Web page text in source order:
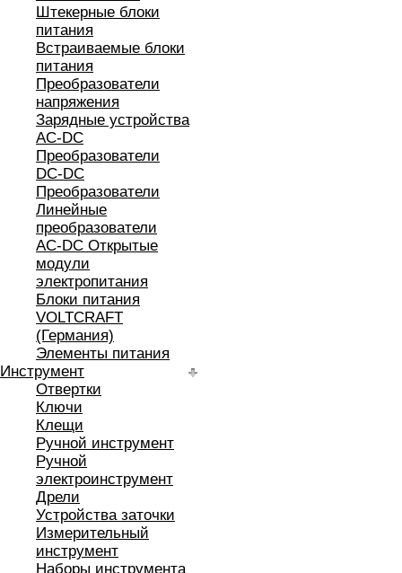
Штекерные блоки
питания
Встраиваемые блоки
питания
Преобразователи
напряжения
Зарядные устройства
AC-DC
Преобразователи
DC-DC
Преобразователи
Линейные
преобразователи
AC-DC Открытые
модули
электропитания
Блоки питания
VOLTCRAFT
(Германия)
Элементы питания
Инструмент
Отвертки
Ключи
Клещи
Ручной инструмент
Ручной
электроинструмент
Дрели
Устройства заточки
Измерительный
инструмент
Наборы инструмента